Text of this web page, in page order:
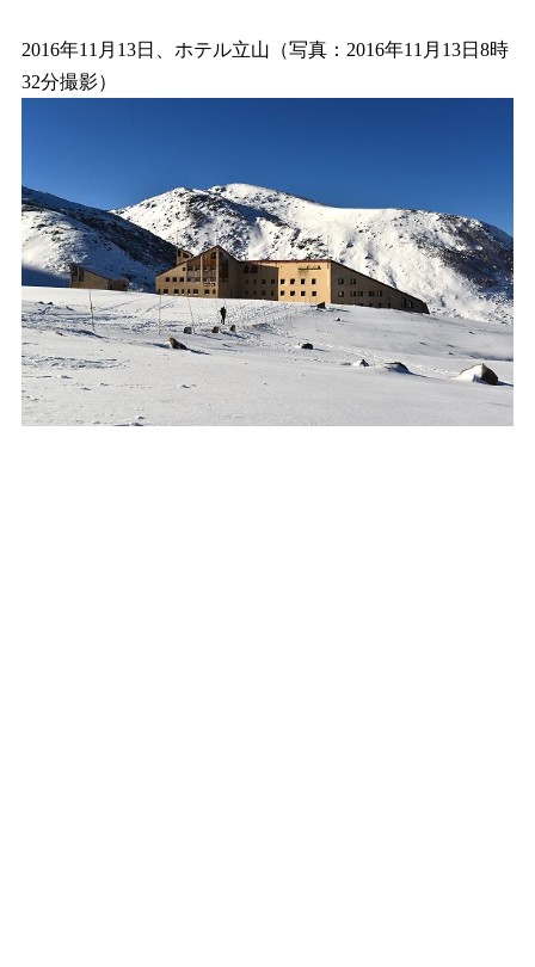
2016年11月13日、ホテル立山（写真：2016年11月13日8時
32分撮影）